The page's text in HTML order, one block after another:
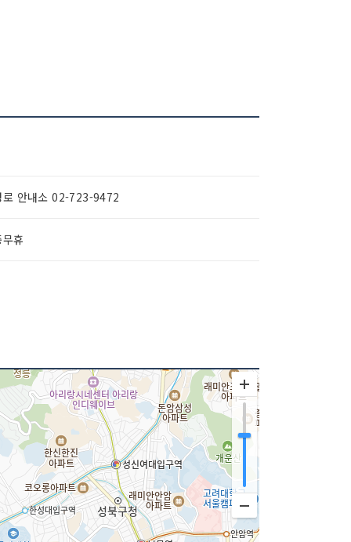
로 안내소 02-723-9472
휴